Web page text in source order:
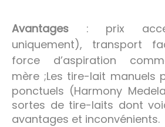
Avantages : prix
uniquement), transport
force d’aspiration
mère ;Les tire-lait manuels
ponctuels (Harmony
sortes de tire-laits dont
avantages et inconvénients.